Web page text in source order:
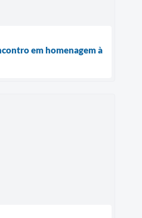
em homenagem à